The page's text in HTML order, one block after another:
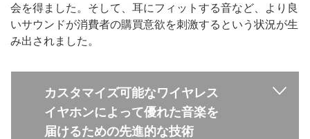
会を得ました。そして、耳にフィットする音など、より良
いサウンドが消費者の購買意欲を刺激するという状況が生
み出されました。
カスタマイズ可能なワイヤレス
イヤホンによって優れた音楽を
届けるための先進的な技術